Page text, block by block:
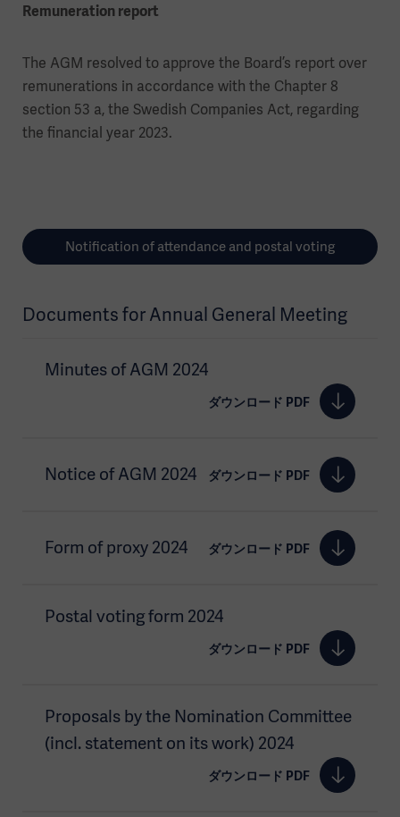
Remuneration report
The AGM resolved to approve the Board’s report over
remunerations in accordance with the Chapter 8
section 53 a, the Swedish Companies Act, regarding
the financial year 2023.
Notification of attendance and postal voting
Documents for Annual General Meeting
Minutes of AGM 2024
ダウンロード PDF
Notice of AGM 2024 ダウンロード PDF
Form of proxy 2024 ダウンロード PDF
Postal voting form 2024
ダウンロード PDF
Proposals by the Nomination Committee
(incl. statement on its work) 2024
ダウンロード PDF